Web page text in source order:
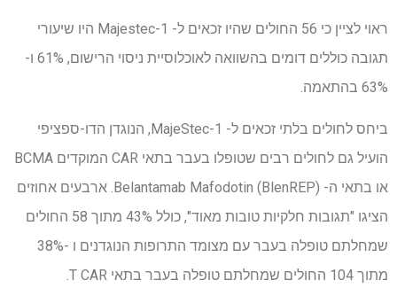
ראוי לציין כי 56 החולים שהיו זכאים ל- Majestec-1 היו שיעורי
תגובה כוללים דומים בהשוואה לאוכלוסיית ניסוי הרישום, 61% ו-
63% בהתאמה.
ביחס לחולים בלתי זכאים ל- MajeStec-1, הנוגדן הדו-ספציפי
הועיל גם לחולים רבים שטופלו בעבר בתאי CAR המוקדים BCMA
או בתאי ה- Belantamab Mafodotin (BlenREP). ארבעים אחוזים
הציגו "תגובות חלקיות טובות מאוד", כולל 43% מתוך 58 החולים
שמחלתם טופלה בעבר עם מצומד התרופות הנוגדנים ו -38%
מתוך 104 החולים שמחלתם טופלה בעבר בתאי T CAR.